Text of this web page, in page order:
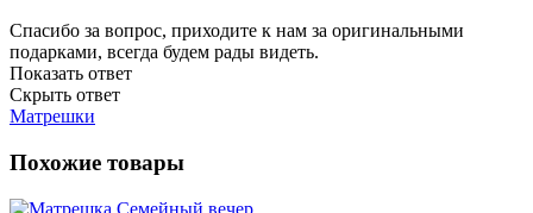
Спасибо за вопрос, приходите к нам за оригинальными
подарками, всегда будем рады видеть.
Показать ответ
Скрыть ответ
Матрешки
Похожие товары